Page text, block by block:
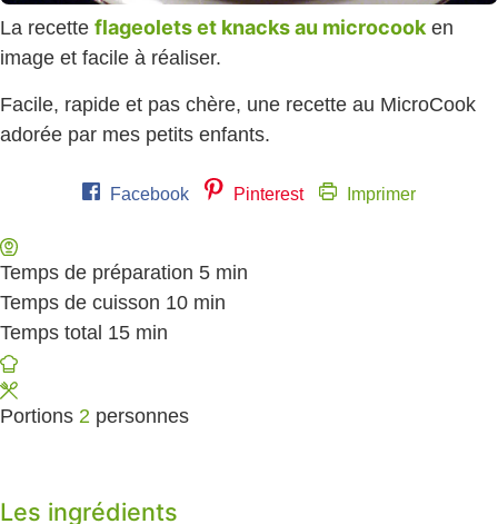
La recette flageolets et knacks au microcooken
image et facile à réaliser.
Facile, rapide et pas chère, une recette au MicroCook
adorée par mes petits enfants.
Facebook Pinterest Imprimer
Temps de préparation 5 minutes
min
Temps de cuisson 10 minutes
min
Temps total 15 minutes
min
Portions 2 personnes
Les ingrédients